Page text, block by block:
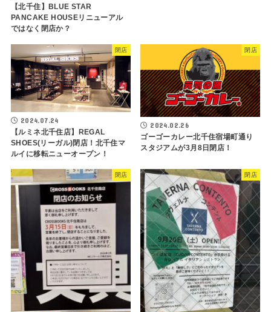
【北千住】BLUE STAR
PANCAKE HOUSEリニューアル
ではなく閉店か？
閉店
2024.07.24
【ルミネ北千住店】REGAL
SHOES(リーガル)閉店！北千住マ
ルイに移転ニューオープン！
閉店
2024.02.26
ゴーゴーカレー北千住宿場町通り
スタジアムが3月8日閉店！
閉店 閉店